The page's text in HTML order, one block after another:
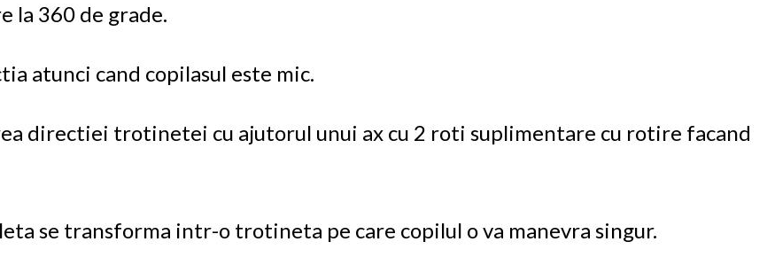
la 360 de grade.
atunci cand copilasul este mic.
directiei trotinetei cu ajutorul unui ax cu 2 roti suplimentare cu rotire facand
se transforma intr-o trotineta pe care copilul o va manevra singur.